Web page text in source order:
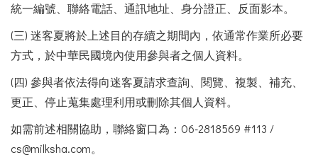
統一編號、聯絡電話、通訊地址、身分證正、反面影本。
(三) 迷客夏將於上述目的存續之期間內，依通常作業所必要
方式，於中華民國境內使用參與者之個人資料。
(四) 參與者依法得向迷客夏請求查詢、閱覽、複製、補充、
更正、停止蒐集處理利用或刪除其個人資料。
如需前述相關協助，聯絡窗口為：06-2818569 #113 /
cs@milksha.com。